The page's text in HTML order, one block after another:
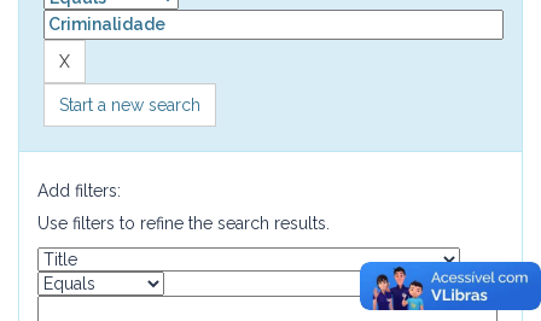
Start a new search
Add filters:
Use filters to refine the search results.